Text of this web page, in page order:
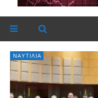
ΝΑΥΤΙΛΊΑ